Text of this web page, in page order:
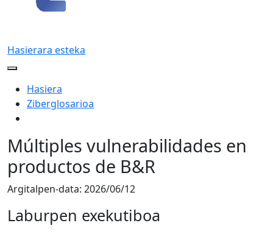
Hasierara esteka
Hasiera
Ziberglosarioa
Múltiples vulnerabilidades en
productos de B&R
Argitalpen-data: 2026/06/12
Laburpen exekutiboa